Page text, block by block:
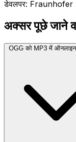
डेवलपर: Fraunhofer
अक्सर पूछे जाने
OGG को MP3 में